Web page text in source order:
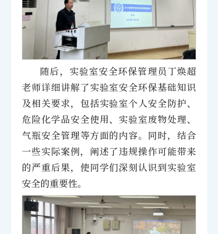
随后，实验室安全环保管理员丁焕超
老师详细讲解了实验室安全环保基础知识
及相关要求，包括实验室个人安全防护、
危险化学品安全使用、实验室废物处理、
气瓶安全管理等方面的内容。同时，结合
一些实际案例，阐述了违规操作可能带来
的严重后果，使同学们深刻认识到实验室
安全的重要性。